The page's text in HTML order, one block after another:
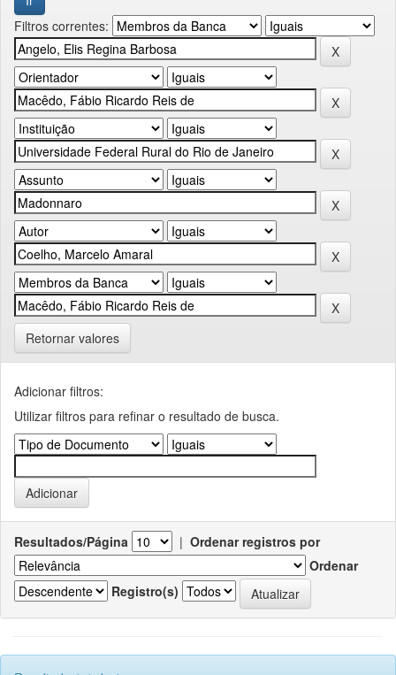
Filtros correntes:
Retornar valores
Adicionar filtros:
Utilizar filtros para refinar o resultado de busca.
Resultados/Página | Ordenar registros por
Ordenar
Registro(s)